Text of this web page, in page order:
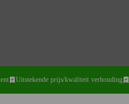
Uitstekende prijs/kwaliteit verhouding